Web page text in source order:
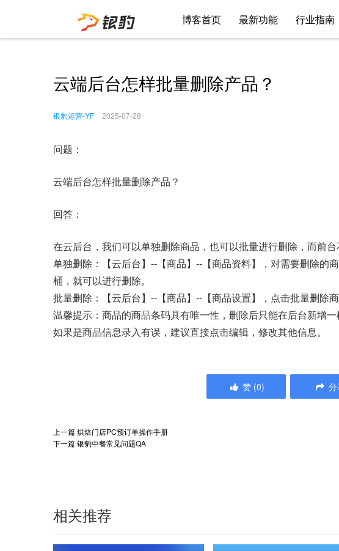
博客首页 最新功能 行业指南
云端后台怎样批量删除产品？
银豹运营-YF 2025-07-28
问题：
云端后台怎样批量删除产品？
回答：
在云后台，我们可以单独删除商品，也可以批量进行删除，而前台
单独删除：【云后台】--【商品】--【商品资料】，对需要删除的
桶，就可以进行删除。
批量删除：【云后台】--【商品】--【商品设置】，点击批量删除
温馨提示：商品的商品条码具有唯一性，删除后只能在后台新增一
如果是商品信息录入有误，建议直接点击编辑，修改其他信息。
赞 (0)
上一篇烘焙门店PC预订单操作手册
下一篇银豹中餐常见问题QA
相关推荐